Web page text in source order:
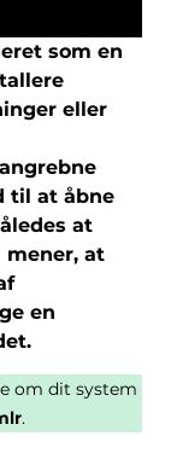
som en
eller
til at åbne
at
at
en
om dit system
.